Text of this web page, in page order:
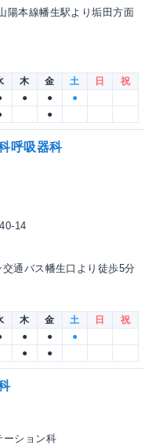
陽本線幡生駅より垢田方面
木 金 土 日
祝
● ●
●
●
呼吸器科
14
通バス幡生口より徒歩5分
木 金 土 日
祝
● ●
●
● ●
ーション科